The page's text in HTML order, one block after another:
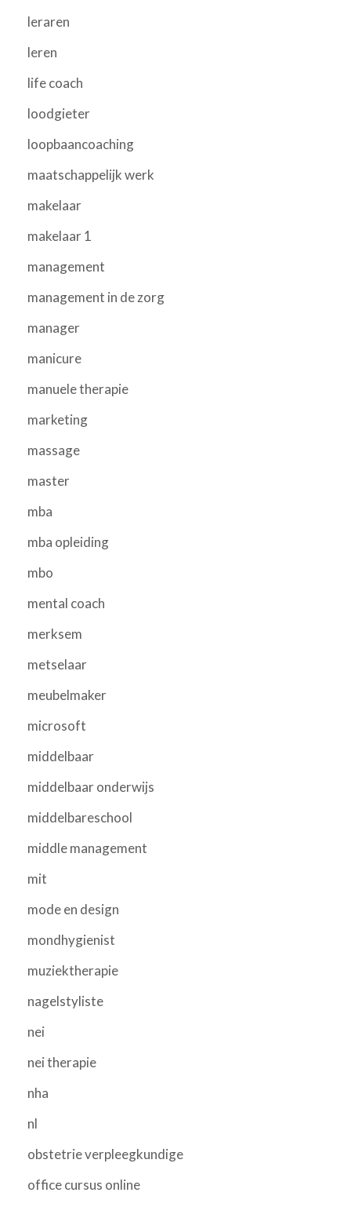
leraren
leren
life coach
loodgieter
loopbaancoaching
maatschappelijk werk
makelaar
makelaar 1
management
management in de zorg
manager
manicure
manuele therapie
marketing
massage
master
mba
mba opleiding
mbo
mental coach
merksem
metselaar
meubelmaker
microsoft
middelbaar
middelbaar onderwijs
middelbareschool
middle management
mit
mode en design
mondhygienist
muziektherapie
nagelstyliste
nei
nei therapie
nha
nl
obstetrie verpleegkundige
office cursus online